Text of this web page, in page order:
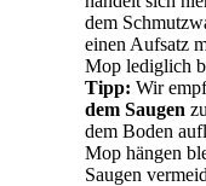
dem
einen Aufsatz
Mop lediglich
Tipp: Wir
dem Saugen
dem Boden
Mop hängen
Saugen